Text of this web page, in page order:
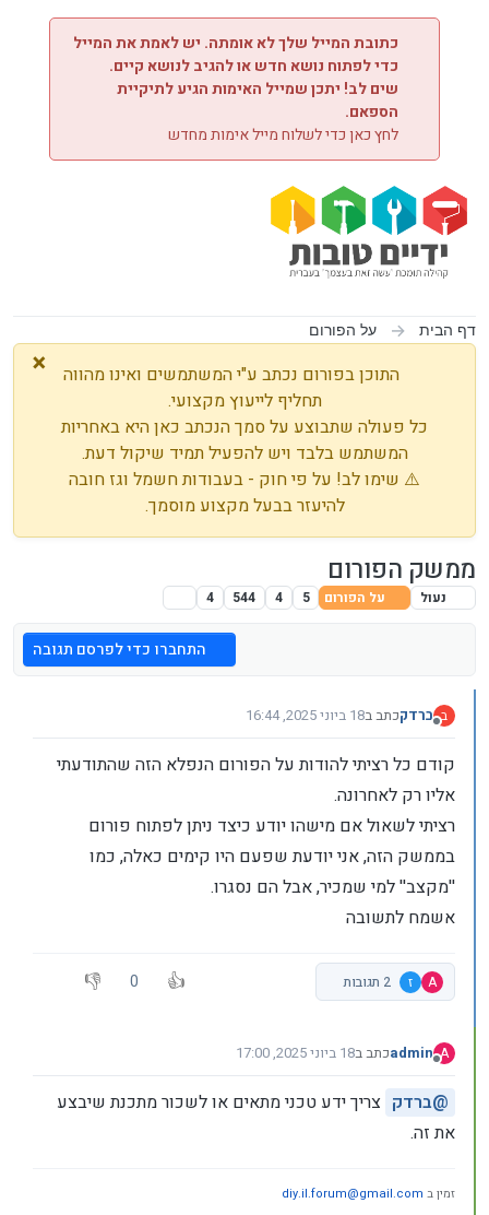
דילוג לתוכן
כתובת המייל שלך לא אומתה. יש לאמת את המייל
כדי לפתוח נושא חדש או להגיב לנושא קיים.
שים לב! יתכן שמייל האימות הגיע לתיקיית
הספאם.
לחץ כאן כדי לשלוח מייל אימות מחדש
דף הבית על הפורום
×
התוכן בפורום נכתב ע"י המשתמשים ואינו מהווה
תחליף לייעוץ מקצועי.
כל פעולה שתבוצע על סמך הנכתב כאן היא באחריות
המשתמש בלבד ויש להפעיל תמיד שיקול דעת.
⚠️ שימו לב! על פי חוק - בעבודות חשמל וגז חובה
להיעזר בבעל מקצוע מוסמך.
ממשק הפורום
נעול על הפורום 5
4
544
4
התחברו כדי לפרסם תגובה
ב
מנותק
ברדקכתב ב18 ביוני 2025, 16:44
נערך לאחרונה על ידי
קודם כל רציתי להודות על הפורום הנפלא הזה שהתודעתי
אליו רק לאחרונה.
רציתי לשאול אם מישהו יודע כיצד ניתן לפתוח פורום
בממשק הזה, אני יודעת שפעם היו קימים כאלה, כמו
''מקצב'' למי שמכיר, אבל הם נסגרו.
אשמח לתשובה
A ז 2 תגובות 0
A
מנותק
adminכתב ב18 ביוני 2025, 17:00
נערך לאחרונה על ידי
@ברדק צריך ידע טכני מתאים או לשכור מתכנת שיבצע
את זה.
זמין ב diy.il.forum@gmail.com